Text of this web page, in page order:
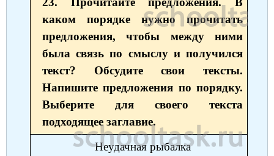
Окружающий мир
Русский язык
Музыка
Английский язык
Информатика
Литературное чтение
Математика
Окружающий мир
Математика
Информатика
Литературное чтение
Музыка
Технология
Математика
Русский язык
Английский язык
Обществознание
История
Биология
Немецкий язык
Математика
Английский язык
Русский язык
7 класс
Немецкий язык
Русский язык
Физика
8 класс
География
История
Физика
9 класс
Биология
Обществознание
Физика
10 класс
Физика
Химия
11 класс
Физика
каком порядке нужно прочитать
предложения, чтобы между ними
была связь по смыслу и получился
текст? Обсудите свои тексты.
Напишите предложения по порядку.
Выберите для своего текста
подходящее заглавие.
Неудачная рыбалка